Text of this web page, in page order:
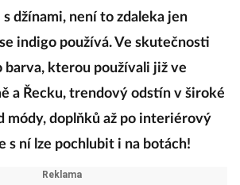
džínami, není to zdaleka jen
indigo používá. Ve skutečnosti
kterou používali již ve
a Řecku, trendový odstín v široké
módy, doplňků až po interiérový
s ní lze pochlubit i na botách!